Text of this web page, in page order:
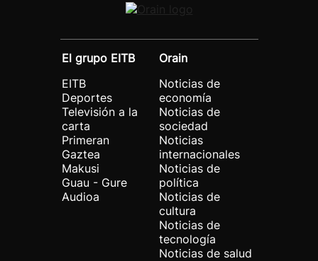
El grupo EITB
EITB
Deportes
Televisión a la
carta
Primeran
Gaztea
Makusi
Guau - Gure
Audioa
Orain
Noticias de
economía
Noticias de
sociedad
Noticias
internacionales
Noticias de
política
Noticias de
cultura
Noticias de
tecnología
Noticias de salud